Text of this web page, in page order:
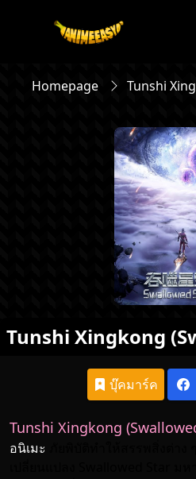
Homepage Tunshi
Tunshi Xingkong
บุ๊คมาร์ค
Tunshi Xingkong
อนิเมะ